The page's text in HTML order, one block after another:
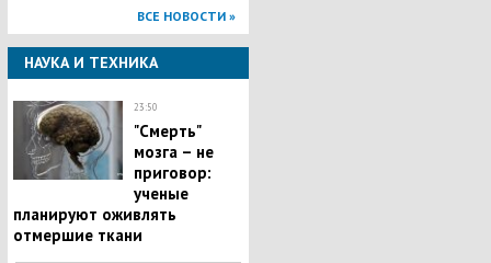
ВСЕ НОВОСТИ »
НАУКА И ТЕХНИКА
23:50
"Смерть"
мозга – не
приговор:
ученые
планируют оживлять
отмершие ткани